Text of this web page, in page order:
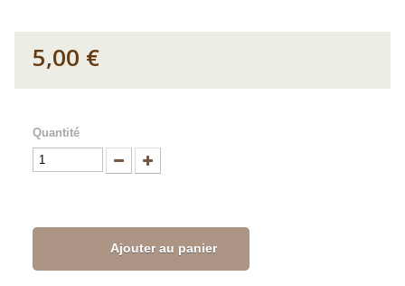
5,00 €
Quantité
Ajouter au panier